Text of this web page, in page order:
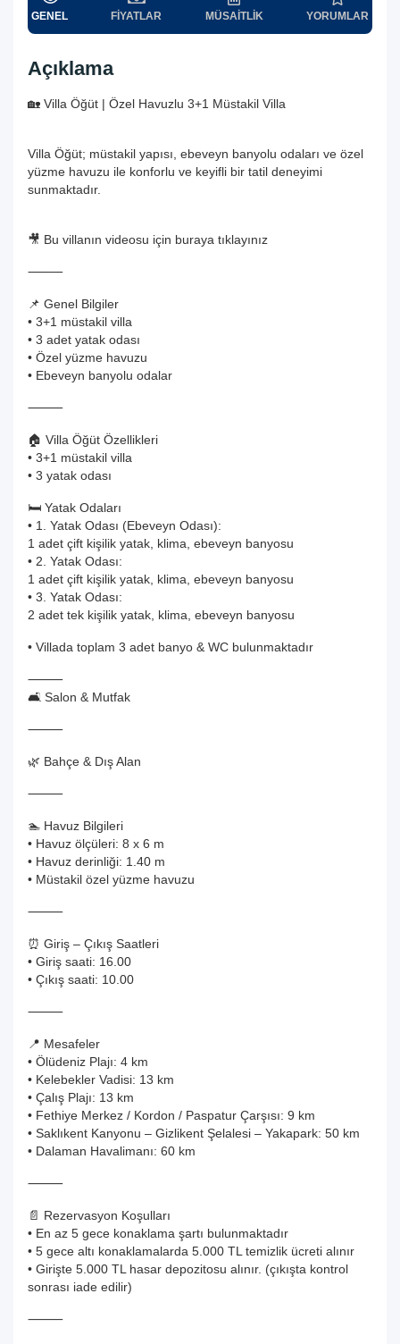
GENEL FIYATLAR MÜSAITLIK YORUMLAR
Açıklama
🏡 Villa Öğüt | Özel Havuzlu 3+1 Müstakil Villa
Villa Öğüt; müstakil yapısı, ebeveyn banyolu odaları ve özel
yüzme havuzu ile konforlu ve keyifli bir tatil deneyimi
sunmaktadır.
🎥 Bu villanın videosu için buraya tıklayınız
⸻
📌 Genel Bilgiler
• 3+1 müstakil villa
• 3 adet yatak odası
• Özel yüzme havuzu
• Ebeveyn banyolu odalar
⸻
🏠 Villa Öğüt Özellikleri
• 3+1 müstakil villa
• 3 yatak odası
🛏️ Yatak Odaları
• 1. Yatak Odası (Ebeveyn Odası):
1 adet çift kişilik yatak, klima, ebeveyn banyosu
• 2. Yatak Odası:
1 adet çift kişilik yatak, klima, ebeveyn banyosu
• 3. Yatak Odası:
2 adet tek kişilik yatak, klima, ebeveyn banyosu
• Villada toplam 3 adet banyo & WC bulunmaktadır
⸻
🛋️ Salon & Mutfak
⸻
🌿 Bahçe & Dış Alan
⸻
🏊 Havuz Bilgileri
• Havuz ölçüleri: 8 x 6 m
• Havuz derinliği: 1.40 m
• Müstakil özel yüzme havuzu
⸻
⏰ Giriş – Çıkış Saatleri
• Giriş saati: 16.00
• Çıkış saati: 10.00
⸻
📍 Mesafeler
• Ölüdeniz Plajı: 4 km
• Kelebekler Vadisi: 13 km
• Çalış Plajı: 13 km
• Fethiye Merkez / Kordon / Paspatur Çarşısı: 9 km
• Saklıkent Kanyonu – Gizlikent Şelalesi – Yakapark: 50 km
• Dalaman Havalimanı: 60 km
⸻
📄 Rezervasyon Koşulları
• En az 5 gece konaklama şartı bulunmaktadır
• 5 gece altı konaklamalarda 5.000 TL temizlik ücreti alınır
• Girişte 5.000 TL hasar depozitosu alınır. (çıkışta kontrol
sonrası iade edilir)
⸻